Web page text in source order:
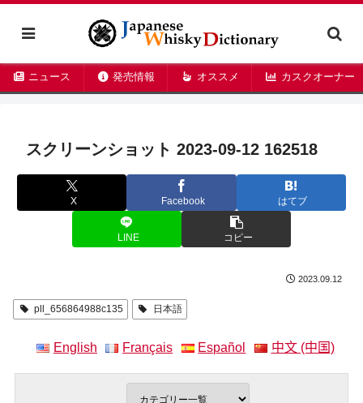
ニュース 発売情報 オススメ カスクオーナー
スクリーンショット 2023-09-12 162518
X Facebook はてブ
LINE コピー
2023.09.12
pll_656864988c135 日本語
English Français Español 中文 (中国)